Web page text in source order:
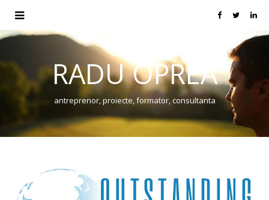
RADU OPREA
antreprenor, proiecte, formator, consultanta